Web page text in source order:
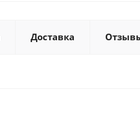
Доставка